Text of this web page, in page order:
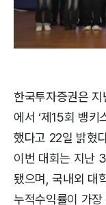
한국투자증권은
에서 ‘제15회 뱅키
했다고 22일 밝혔
이번 대회는 지난
됐으며, 국내외 대
누적수익률이 가